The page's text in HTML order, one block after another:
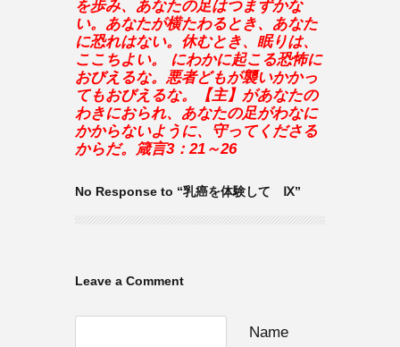
を歩み、あなたの足はつまずかな
い。あなたが横たわるとき、あなた
に恐れはない。休むとき、眠りは、
ここちよい。 にわかに起こる恐怖に
おびえるな。悪者どもが襲いかかっ
てもおびえるな。【主】があなたの
わきにおられ、あなたの足がわなに
かからないように、守ってくださる
からだ。箴言3：21～26
No Response to “乳癌を体験して Ⅸ”
Leave a Comment
Name